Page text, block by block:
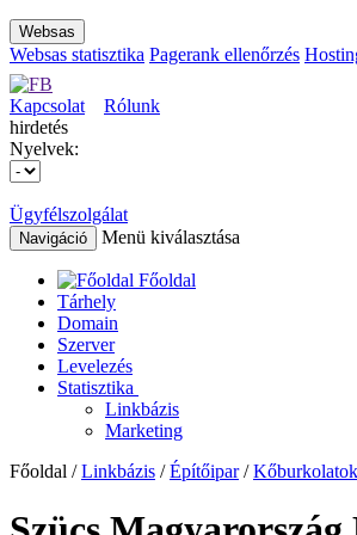
Websas
Websas statisztika Pagerank ellenőrzés
Kapcsolat
Rólunk
hirdetés
Nyelvek:
Ügyfélszolgálat
Navigáció Menü kiválasztása
Főoldal
Tárhely
Domain
Szerver
Levelezés
Statisztika
Linkbázis
Marketing
Főoldal /Linkbázis /Építőipar/Kőburkolatok